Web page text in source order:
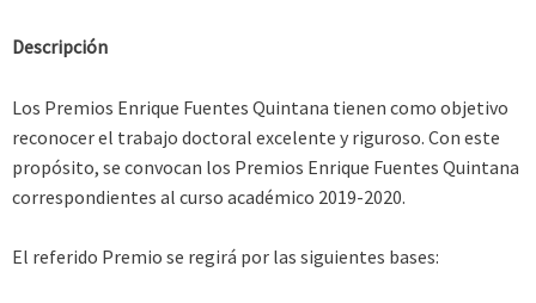
Descripción
Los Premios Enrique Fuentes Quintana tienen como objetivo
reconocer el trabajo doctoral excelente y riguroso. Con este
propósito, se convocan los Premios Enrique Fuentes Quintana
correspondientes al curso académico 2019-2020.
El referido Premio se regirá por las siguientes bases: